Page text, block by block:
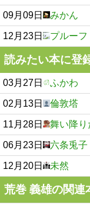
09月09日 みかん
12月23日 プルーフ
読みたい本に登
03月27日 ふかわ
02月13日 倫敦塔
11月28日 舞い降り
06月23日 六条兎子
12月20日 未然
荒巻 義雄の関連